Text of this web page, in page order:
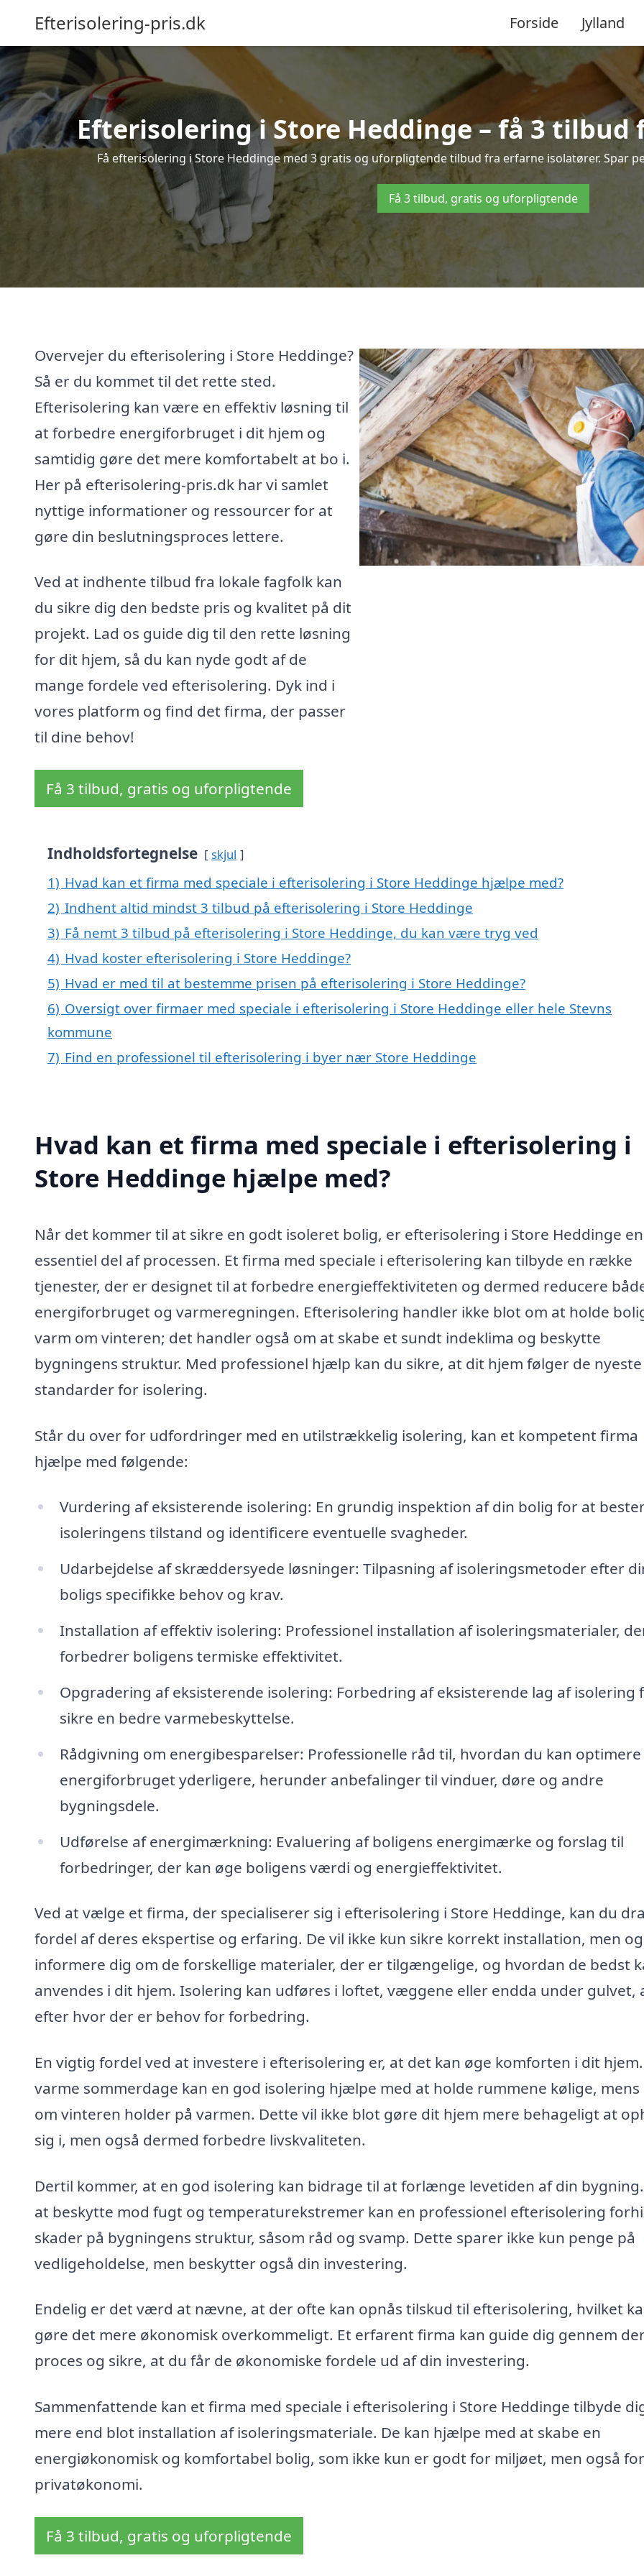
Efterisolering-pris.dk Forside Jylland
Efterisolering i Store Heddinge – få 3
Få efterisolering i Store Heddinge med 3 gratis og uforpligtende tilbud fra erfarne isolatører. Spar
Få 3 tilbud, gratis og uforpligtende
Overvejer du efterisolering i Store Heddinge?
Så er du kommet til det rette sted.
Efterisolering kan være en effektiv løsning til
at forbedre energiforbruget i dit hjem og
samtidig gøre det mere komfortabelt at bo i.
Her på efterisolering-pris.dk har vi samlet
nyttige informationer og ressourcer for at
gøre din beslutningsproces lettere.
Ved at indhente tilbud fra lokale fagfolk kan
du sikre dig den bedste pris og kvalitet på dit
projekt. Lad os guide dig til den rette løsning
for dit hjem, så du kan nyde godt af de
mange fordele ved efterisolering. Dyk ind i
vores platform og find det firma, der passer
til dine behov!
Få 3 tilbud, gratis og uforpligtende
Indholdsfortegnelse skjul
1) Hvad kan et firma med speciale i efterisolering i Store Heddinge hjælpe med?
2) Indhent altid mindst 3 tilbud på efterisolering i Store Heddinge
3) Få nemt 3 tilbud på efterisolering i Store Heddinge, du kan være tryg ved
4) Hvad koster efterisolering i Store Heddinge?
5) Hvad er med til at bestemme prisen på efterisolering i Store Heddinge?
6) Oversigt over firmaer med speciale i efterisolering i Store Heddinge eller hele Stevns
kommune
7) Find en professionel til efterisolering i byer nær Store Heddinge
Hvad kan et firma med speciale i efterisolering i
Store Heddinge hjælpe med?
Når det kommer til at sikre en godt isoleret bolig, er efterisolering i Store Heddinge en
essentiel del af processen. Et firma med speciale i efterisolering kan tilbyde en række
tjenester, der er designet til at forbedre energieffektiviteten og dermed reducere
energiforbruget og varmeregningen. Efterisolering handler ikke blot om at holde
varm om vinteren; det handler også om at skabe et sundt indeklima og beskytte
bygningens struktur. Med professionel hjælp kan du sikre, at dit hjem følger de nyeste
standarder for isolering.
Står du over for udfordringer med en utilstrækkelig isolering, kan et kompetent firma
hjælpe med følgende:
Vurdering af eksisterende isolering: En grundig inspektion af din bolig for at
isoleringens tilstand og identificere eventuelle svagheder.
Udarbejdelse af skræddersyede løsninger: Tilpasning af isoleringsmetoder efter
boligs specifikke behov og krav.
Installation af effektiv isolering: Professionel installation af isoleringsmaterialer,
forbedrer boligens termiske effektivitet.
Opgradering af eksisterende isolering: Forbedring af eksisterende lag af isolering
sikre en bedre varmebeskyttelse.
Rådgivning om energibesparelser: Professionelle råd til, hvordan du kan optimere
energiforbruget yderligere, herunder anbefalinger til vinduer, døre og andre
bygningsdele.
Udførelse af energimærkning: Evaluering af boligens energimærke og forslag til
forbedringer, der kan øge boligens værdi og energieffektivitet.
Ved at vælge et firma, der specialiserer sig i efterisolering i Store Heddinge, kan du
fordel af deres ekspertise og erfaring. De vil ikke kun sikre korrekt installation, men
informere dig om de forskellige materialer, der er tilgængelige, og hvordan de bedst
anvendes i dit hjem. Isolering kan udføres i loftet, væggene eller endda under gulvet,
efter hvor der er behov for forbedring.
En vigtig fordel ved at investere i efterisolering er, at det kan øge komforten i dit
varme sommerdage kan en god isolering hjælpe med at holde rummene kølige,
om vinteren holder på varmen. Dette vil ikke blot gøre dit hjem mere behageligt at
sig i, men også dermed forbedre livskvaliteten.
Dertil kommer, at en god isolering kan bidrage til at forlænge levetiden af din
at beskytte mod fugt og temperaturekstremer kan en professionel efterisolering
skader på bygningens struktur, såsom råd og svamp. Dette sparer ikke kun penge på
vedligeholdelse, men beskytter også din investering.
Endelig er det værd at nævne, at der ofte kan opnås tilskud til efterisolering, hvilket
gøre det mere økonomisk overkommeligt. Et erfarent firma kan guide dig gennem
proces og sikre, at du får de økonomiske fordele ud af din investering.
Sammenfattende kan et firma med speciale i efterisolering i Store Heddinge tilbyde
mere end blot installation af isoleringsmateriale. De kan hjælpe med at skabe en
energiøkonomisk og komfortabel bolig, som ikke kun er godt for miljøet, men også
privatøkonomi.
Få 3 tilbud, gratis og uforpligtende